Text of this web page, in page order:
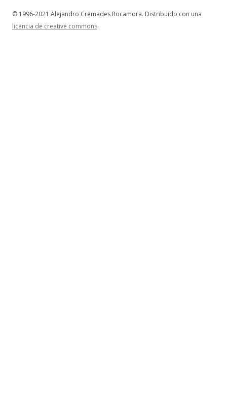
© 1996-2021 Alejandro Cremades Rocamora. Distribuido con una
licencia de creative commons.